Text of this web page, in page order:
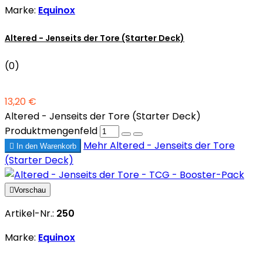
Marke: Equinox
Altered - Jenseits der Tore (Starter Deck)
(0)
13,20 €
Altered - Jenseits der Tore (Starter Deck)
Produktmengenfeld
 In den Warenkorb MehrAltered - Jenseits der Tore
(Starter Deck)
Vorschau
Artikel-Nr.: 250
Marke: Equinox